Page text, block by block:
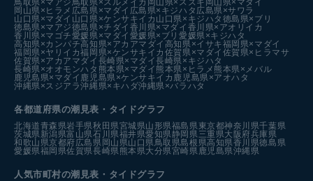
鳥取県×マアジ鳥取県×スルメイカ 岡山県×スズキ 岡山県×マダイ
岡山県×ヒラメ 広島県×マダイ 広島県×キジハタ 広島県×サワラ
山口県×マダイ 山口県×ケンサキイカ 山口県×キジハタ 徳島県×ブリ
徳島県×マアジ徳島県×チダイ 香川県×マダイ 香川県×アオリイカ
香川県×マゴチ愛媛県×マダイ 愛媛県×ブリ愛媛県×キジハタ
高知県×カンパチ高知県×アカアマダイ 高知県×イサキ福岡県×マダイ
福岡県×ヤリイカ福岡県×ケンサキイカ 佐賀県×マダイ 佐賀県×ヒラマサ
佐賀県×アカアマダイ 長崎県×マダイ長崎県×キジハタ
長崎県×オオモンハタ 熊本県×マダイ 熊本県×ヒラメ 熊本県×メバル
鹿児島県×マダイ 鹿児島県×ケンサキイカ 鹿児島県×アオハタ
沖縄県×スジアラ沖縄県×キハダ沖縄県×バラハタ
各都道府県の潮見表 ・タイドグラフ
北海道青森県岩手県秋田県宮城県山形県福島県東京都神奈川県千葉県
茨城県新潟県富山県石川県福井県愛知県静岡県三重県大阪府兵庫県
和歌山県京都府広島県 岡山県山口県鳥取県島根県高知県香川県徳島県
愛媛県福岡県佐賀県長崎県熊本県大分県宮崎県鹿児島県沖縄県
人気市町村の潮見表・タイドグラフ